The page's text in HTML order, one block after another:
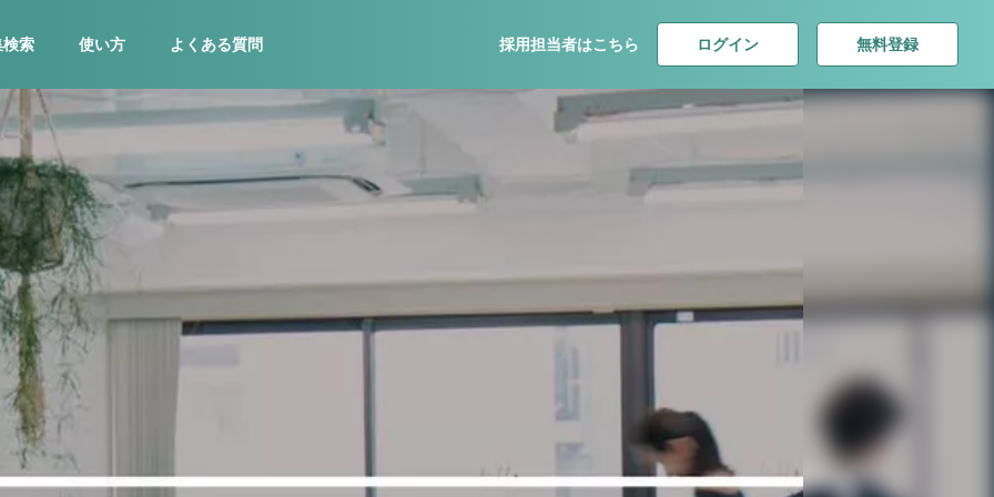
検索 使い方 よくある質問 採用担当者はこちら ログイン 無料登録